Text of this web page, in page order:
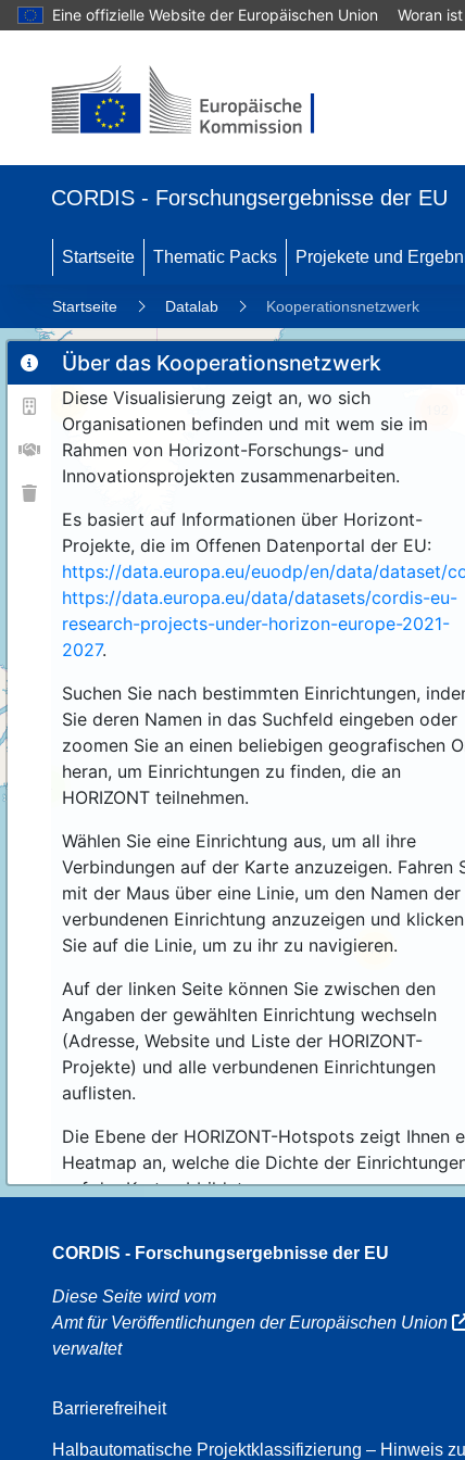
Eine offizielle Website der Europäischen Union Woran
CORDIS - Forschungsergebnisse der EU
Startseite Thematic Packs Projekete und
Startseite Datalab Kooperationsnetzwerk
Über das Kooperationsnetzwerk
Diese Visualisierung zeigt an, wo sich
Organisationen befinden und mit wem sie im
Rahmen von Horizont-Forschungs- und
Innovationsprojekten zusammenarbeiten.
Es basiert auf Informationen über Horizont-
Projekte, die im Offenen Datenportal der EU:
https://data.europa.eu/euodp/en/data/dataset/
https://data.europa.eu/data/datasets/cordis-eu-
research-projects-under-horizon-europe-2021-
2027.
Suchen Sie nach bestimmten Einrichtungen,
Sie deren Namen in das Suchfeld eingeben oder
zoomen Sie an einen beliebigen geografischen
heran, um Einrichtungen zu finden, die an
HORIZONT teilnehmen.
Wählen Sie eine Einrichtung aus, um all ihre
Verbindungen auf der Karte anzuzeigen. Fahren
mit der Maus über eine Linie, um den Namen der
verbundenen Einrichtung anzuzeigen und klicken
Sie auf die Linie, um zu ihr zu navigieren.
Auf der linken Seite können Sie zwischen den
Angaben der gewählten Einrichtung wechseln
(Adresse, Website und Liste der HORIZONT-
Projekte) und alle verbundenen Einrichtungen
auflisten.
Die Ebene der HORIZONT-Hotspots zeigt Ihnen
Heatmap an, welche die Dichte der
auf der Karte abbildet.
11
44
CORDIS - Forschungsergebnisse der EU
Diese Seite wird vom
Amt für Veröffentlichungen der Europäischen Union
verwaltet
Barrierefreiheit
Halbautomatische Projektklassifizierung – Hinweis